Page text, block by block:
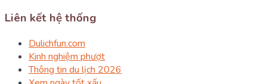
Liên kết hệ thống
Dulichfun.com
Kinh nghiệm phượt
Thông tin du lịch 2026